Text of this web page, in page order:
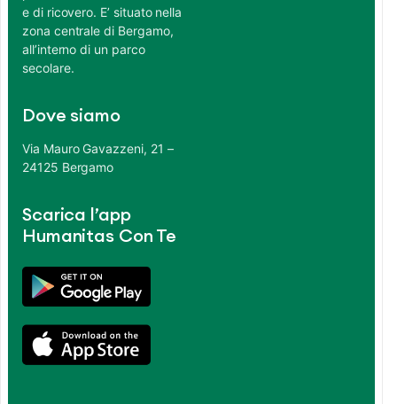
e di ricovero. E’ situato nella
zona centrale di Bergamo,
all’interno di un parco
secolare.
Dove siamo
Via Mauro Gavazzeni, 21 –
24125 Bergamo
Scarica l’app
Humanitas Con Te